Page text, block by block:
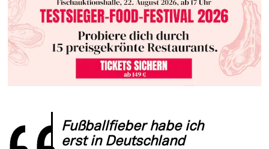
Fußballfieber habe ich
erst in Deutschland